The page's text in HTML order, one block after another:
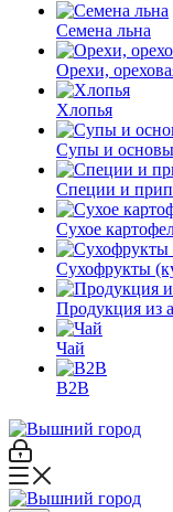
Семена льна
Орехи,
Хлопья
Супы и основы
Специи и
Сухое
Сухофрукты
Продукция из
Чай
B2B